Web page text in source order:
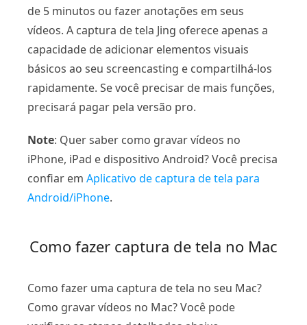
de 5 minutos ou fazer anotações em seus
vídeos. A captura de tela Jing oferece apenas a
capacidade de adicionar elementos visuais
básicos ao seu screencasting e compartilhá-los
rapidamente. Se você precisar de mais funções,
precisará pagar pela versão pro.
Note: Quer saber como gravar vídeos no
iPhone, iPad e dispositivo Android? Você precisa
confiar em Aplicativo de captura de tela para
Android/iPhone.
Como fazer captura de tela no Mac
Como fazer uma captura de tela no seu Mac?
Como gravar vídeos no Mac? Você pode